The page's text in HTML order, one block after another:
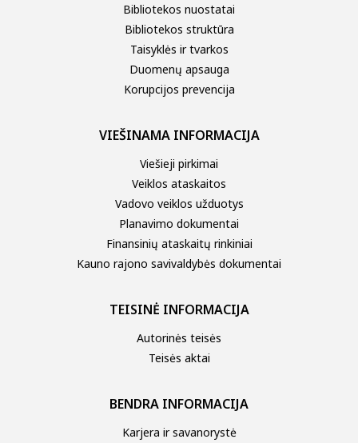
Bibliotekos nuostatai
Bibliotekos struktūra
Taisyklės ir tvarkos
Duomenų apsauga
Korupcijos prevencija
VIEŠINAMA INFORMACIJA
Viešieji pirkimai
Veiklos ataskaitos
Vadovo veiklos užduotys
Planavimo dokumentai
Finansinių ataskaitų rinkiniai
Kauno rajono savivaldybės dokumentai
TEISINĖ INFORMACIJA
Autorinės teisės
Teisės aktai
BENDRA INFORMACIJA
Karjera ir savanorystė